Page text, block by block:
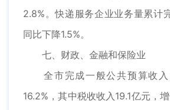
2.8%。快递服务企业业务量累计
同比下降1.5%。
七、财政、金融和保险业
全市完成一般公共预算收入
16.2%，其中税收收入19.1亿元，